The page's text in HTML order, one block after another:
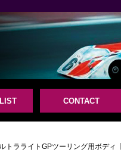
CONTACT
ラライトGPツーリング用ボディ